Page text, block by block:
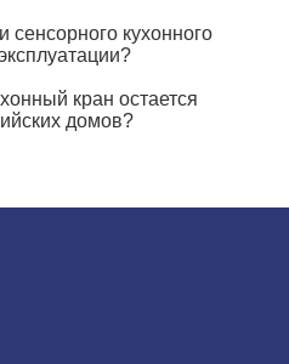
сенсорного кухонного
кран остается
домов?